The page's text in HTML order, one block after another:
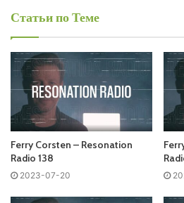
Среда
Ferry Corsten - Resonation
Запись
Слушай и добавляй плейлист
Статьи по Теме
Ferry Corsten – Resonation
Radio 138
2023-07-20